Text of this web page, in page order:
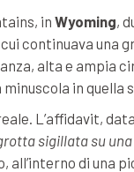
in Wyoming,
continuava una
alta e ampia
minuscola in quella
L’affidavit,
sigillata su
all’interno di una